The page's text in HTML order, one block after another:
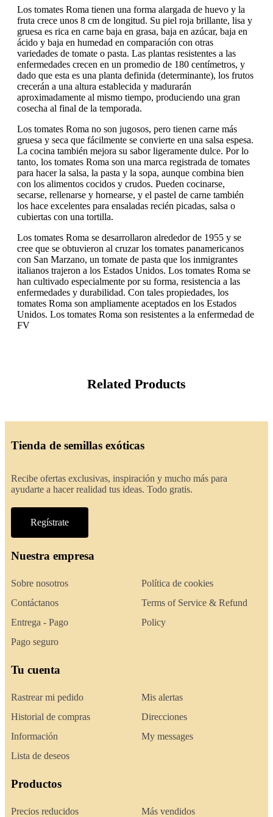
Los tomates Roma tienen una forma alargada de huevo y la
fruta crece unos 8 cm de longitud. Su piel roja brillante, lisa y
gruesa es rica en carne baja en grasa, baja en azúcar, baja en
ácido y baja en humedad en comparación con otras
variedades de tomate o pasta. Las plantas resistentes a las
enfermedades crecen en un promedio de 180 centímetros, y
dado que esta es una planta definida (determinante), los frutos
crecerán a una altura establecida y madurarán
aproximadamente al mismo tiempo, produciendo una gran
cosecha al final de la temporada.
Los tomates Roma no son jugosos, pero tienen carne más
gruesa y seca que fácilmente se convierte en una salsa espesa.
La cocina también mejora su sabor ligeramente dulce. Por lo
tanto, los tomates Roma son una marca registrada de tomates
para hacer la salsa, la pasta y la sopa, aunque combina bien
con los alimentos cocidos y crudos. Pueden cocinarse,
secarse, rellenarse y hornearse, y el pastel de carne también
los hace excelentes para ensaladas recién picadas, salsa o
cubiertas con una tortilla.
Los tomates Roma se desarrollaron alrededor de 1955 y se
cree que se obtuvieron al cruzar los tomates panamericanos
con San Marzano, un tomate de pasta que los inmigrantes
italianos trajeron a los Estados Unidos. Los tomates Roma se
han cultivado especialmente por su forma, resistencia a las
enfermedades y durabilidad. Con tales propiedades, los
tomates Roma son ampliamente aceptados en los Estados
Unidos. Los tomates Roma son resistentes a la enfermedad de
FV
Related Products
Tienda de semillas exóticas
Recibe ofertas exclusivas, inspiración y mucho más para
ayudarte a hacer realidad tus ideas. Todo gratis.
Regístrate
Nuestra empresa
Sobre nosotros
Contáctanos
Entrega - Pago
Pago seguro
Política de cookies
Terms of Service & Refund
Policy
Tu cuenta
Rastrear mi pedido
Historial de compras
Información
Lista de deseos
Mis alertas
Direcciones
My messages
Productos
Precios reducidos Más vendidos